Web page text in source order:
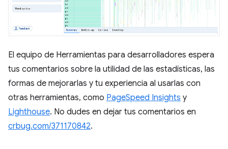
El equipo de Herramientas para desarrolladores espera
tus comentarios sobre la utilidad de las estadísticas, las
formas de mejorarlas y tu experiencia al usarlas con
otras herramientas, como PageSpeed Insights y
Lighthouse. No dudes en dejar tus comentarios en
crbug.com/371170842.